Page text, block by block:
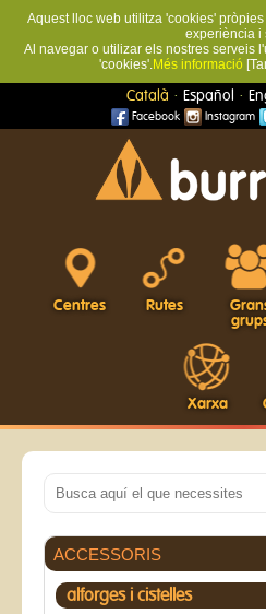
Aquest lloc web utilitza 'cookies'
experiència i
Al navegar o utilizar els nostres serveis
'cookies'.Més informació
Català · Español ·
Facebook Instagram
Centres Rutes
Xarxa
ACCESSORIS
alforges i cistelles